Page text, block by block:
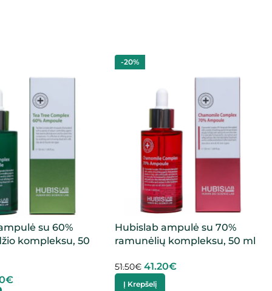
su 60%
kompleksu, 50
€
-20%
Hubislab ampulė su 70%
ramunėlių kompleksu, 50 ml
51.50€ 41.20€
Į Krepšelį